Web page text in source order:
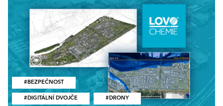
DIGITÁLNÍ DVOJČE DRONY
BEZPEČNOST